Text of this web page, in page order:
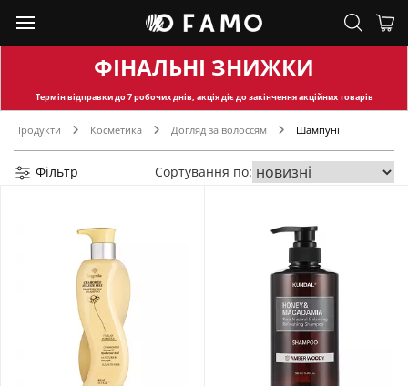
ФІНАЛЬНІ ЗНИЖКИ
Термін відправкидо 7 робочих днів, акція діє до закінчення акційних товарів
Продукти Косметика Догляд за волоссям Шампуні
Фільтр Сортування по: